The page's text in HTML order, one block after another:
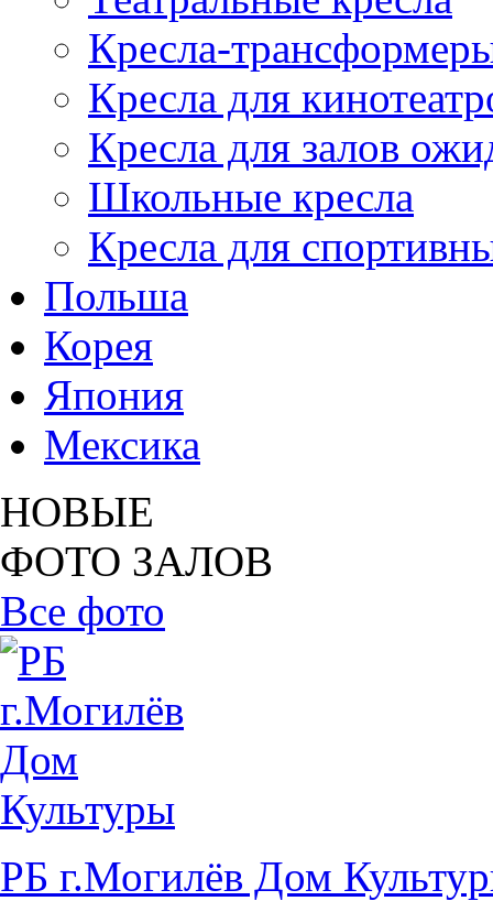
Кресла-
Кресла для
Кресла для залов
Школьные кресла
Кресла для
Польша
Корея
Япония
Мексика
НОВЫЕ
ФОТО ЗАЛОВ
Все фото
РБ г.Могилёв Дом